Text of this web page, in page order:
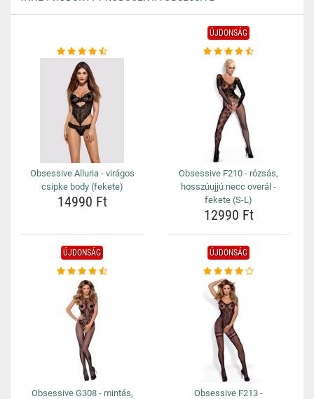
Obsessive Alluria - virágos
csipke body (fekete)
14990 Ft
ÚJDONSÁG
Obsessive F210 - rózsás,
hosszúujjú necc overál -
fekete (S-L)
12990 Ft
ÚJDONSÁG
Obsessive G308 - mintás,
ÚJDONSÁG
Obsessive F213 -